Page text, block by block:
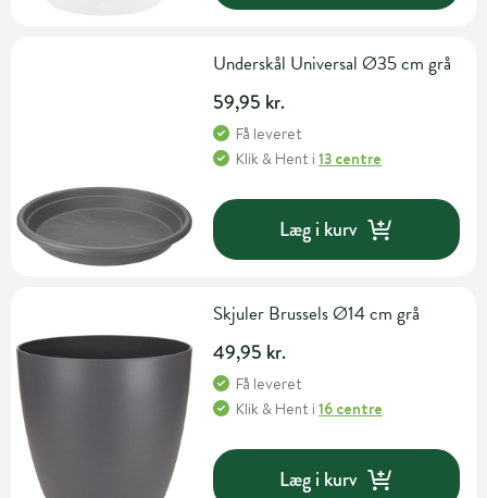
Underskål Universal Ø35 cm grå
59,95 kr.
Få leveret
Klik & Hent i13 centre
Læg i kurv
Skjuler Brussels Ø14 cm grå
49,95 kr.
Få leveret
Klik & Hent i16 centre
Læg i kurv